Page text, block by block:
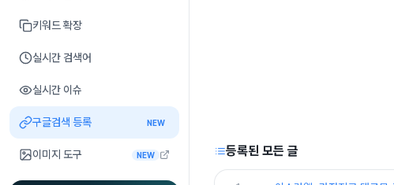
키워드 확장
실시간 검색어
실시간 이슈
구글검색 등록 NEW
이미지 도구 NEW 등록된 모든 글